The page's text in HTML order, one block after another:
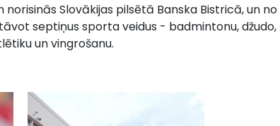
norisinās Slovākijas pilsētā Banska Bistricā, un
septiņus sporta veidus - badmintonu, džudo,
un vingrošanu.